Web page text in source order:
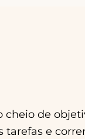
cheio de
tarefas e